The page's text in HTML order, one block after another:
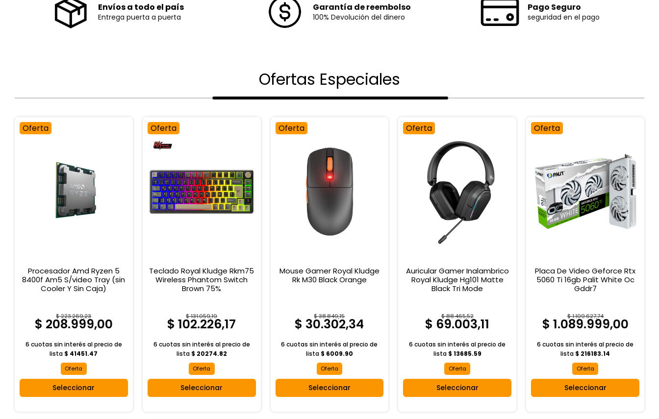
Envíos a todo el país
Entrega puerta a puerta
Garantía de reembolso
100% Devolución del dinero
Pago Seguro
seguridad en el pago
Ofertas Especiales
Oferta
Procesador Amd Ryzen 5
8400f Am5 S/video Tray (sin
Cooler Y Sin Caja)
$ 223.269,23
$ 208.999,00
6 cuotas sin interés alprecio de
lista $ 41451.47
Oferta
Seleccionar
Oferta
Teclado Royal Kludge Rkm75
Wireless Phantom Switch
Brown 75%
$ 131.059,19
$ 102.226,17
6 cuotas sin interés alprecio de
lista $ 20274.82
Oferta
Seleccionar
Oferta
Mouse Gamer Royal Kludge
Rk M30 Black Orange
$ 38.849,15
$ 30.302,34
6 cuotas sin interés alprecio de
lista $ 6009.90
Oferta
Seleccionar
Oferta
Auricular Gamer Inalambrico
Royal Kludge Hg101 Matte
Black Tri Mode
$ 88.465,52
$ 69.003,11
6 cuotas sin interés alprecio de
lista $ 13685.59
Oferta
Seleccionar
Oferta
Placa De Video Geforce Rtx
5060 Ti 16gb Palit White Oc
Gddr7
$ 1.109.627,74
$ 1.089.999,00
6 cuotas sin interés alprecio de
lista $ 216183.14
Oferta
Seleccionar